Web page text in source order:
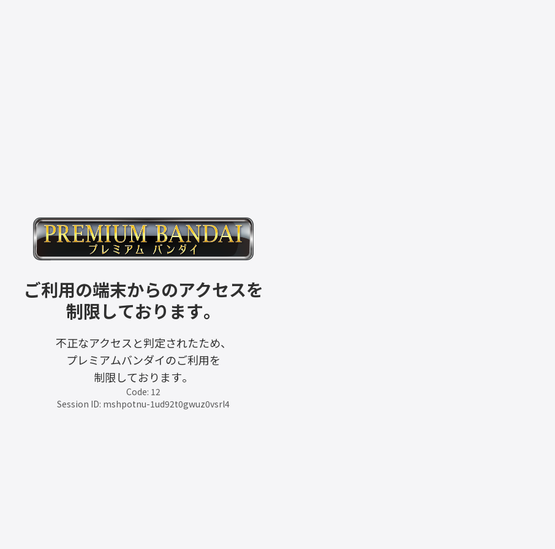
ご利用の端末からのアクセスを
制限しております。
不正なアクセスと判定されたため、
プレミアムバンダイのご利用を
制限しております。
Code: 12
Session ID: mshpotnu-1ud92t0gwuz0vsrl4